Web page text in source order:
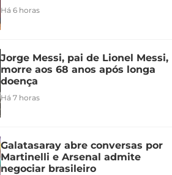
Há 6 horas
Jorge Messi, pai de Lionel Messi,
morre aos 68 anos após longa
doença
Há 7 horas
Galatasaray abre conversas por
Martinelli e Arsenal admite
negociar brasileiro